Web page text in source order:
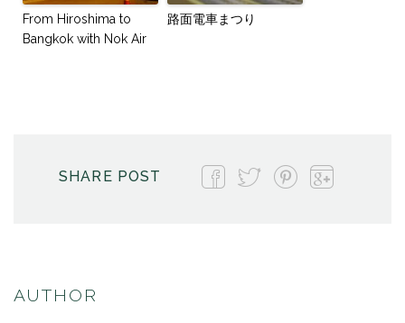
From Hiroshima to
Bangkok with Nok Air
路面電車まつり
SHARE POST
AUTHOR